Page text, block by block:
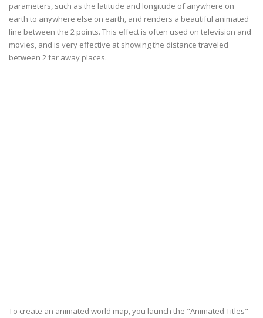
parameters, such as the latitude and longitude of anywhere on
earth to anywhere else on earth, and renders a beautiful animated
line between the 2 points. This effect is often used on television and
movies, and is very effective at showing the distance traveled
between 2 far away places.
To create an animated world map, you launch the "Animated Titles"